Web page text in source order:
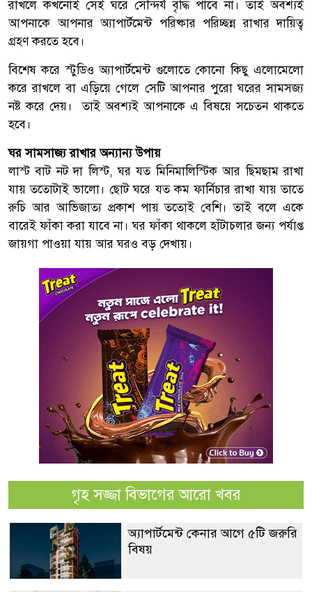
রাখলে কখনোই সেই ঘরে সৌন্দর্য বৃদ্ধি পাবে না। তাই অবশ্যই
আপনাকে আপনার অ্যাপার্টমেন্ট পরিষ্কার পরিচ্ছন্ন রাখার দায়িত্ব
গ্রহণ করতে হবে।
বিশেষ করে স্টুডিও অ্যাপার্টমেন্ট গুলোতে কোনো কিছু এলোমেলো
করে রাখলে বা এড়িয়ে গেলে সেটি আপনার পুরো ঘরের সামসজ্য
নষ্ট করে দেয়। তাই অবশ্যই আপনাকে এ বিষয়ে সচেতন থাকতে
হবে।
ঘর সামসাজ্য রাখার অন্যান্য উপায়
লাস্ট বাট নট দা লিস্ট, ঘর যত মিনিমালিস্টিক আর ছিমছাম রাখা
যায় ততোটাই ভালো। ছোট ঘরে যত কম ফার্নিচার রাখা যায় তাতে
রুচি আর আভিজাত্য প্রকাশ পায় ততোই বেশি। তাই বলে একে
বারেই ফাঁকা করা যাবে না। ঘর ফাঁকা থাকলে হাঁটাচলার জন্য পর্যাপ্ত
জায়গা পাওয়া যায় আর ঘরও বড় দেখায়।
গৃহ সজ্জা বিভাগের আরো খবর
অ্যাপার্টমেন্ট কেনার আগে ৫টি জরুরি
বিষয়